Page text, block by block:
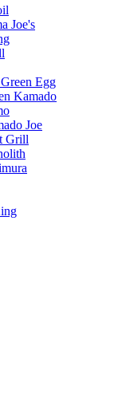
Joe's
Egg
Kamado
Joe
Grill